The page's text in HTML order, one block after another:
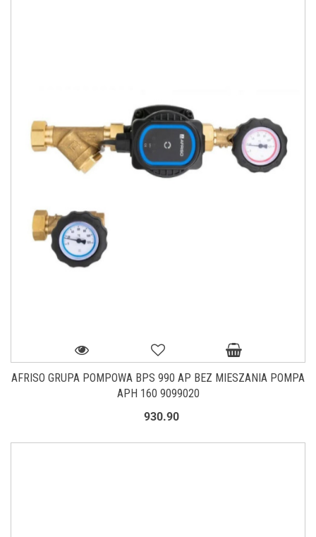
AFRISO GRUPA POMPOWA BPS 990 AP BEZ MIESZANIA POMPA
APH 160 9099020
930.90